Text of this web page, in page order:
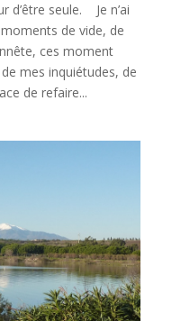
d’être seule. Je n’ai
de vide, de
ces moment
mes inquiétudes, de
de refaire...